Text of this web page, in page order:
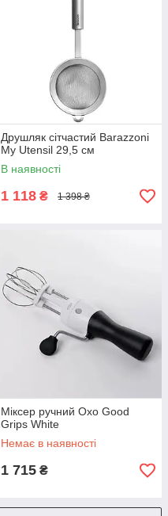
Друшляк сітчастий Barazzoni
My Utensil 29,5 см
В наявності
1 118 ₴ 1 398 ₴
Міксер ручний Oxo Good
Grips White
Немає в наявності
1 715 ₴